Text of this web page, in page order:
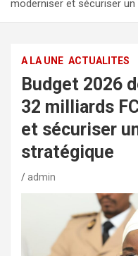
moderniser et sécuriser
A LA UNE ACTUALITES
Budget 2026
32 milliards
et sécuriser
stratégique
admin